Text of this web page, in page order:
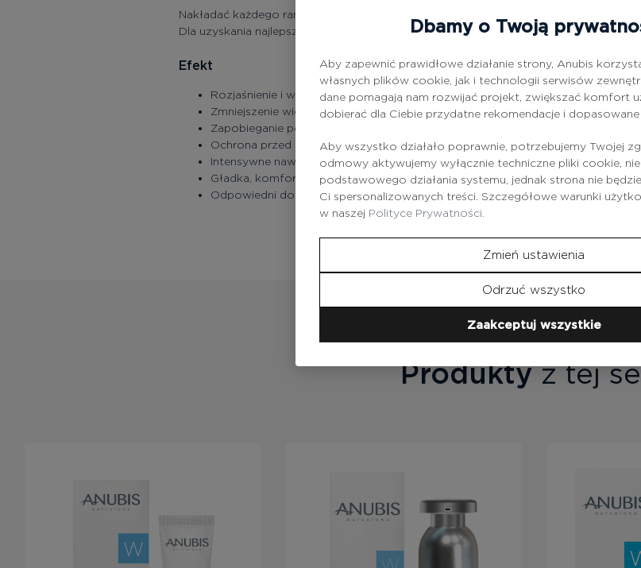
Nakładać każdego ranka na oczyszczoną skórę twarzy i szyi, delikatnie masując do
Dla uzyskania najlepszych rezultatów stosować codziennie.
Efekt
Rozjaśnienie i wyrównanie kolorytu skóry.
Zmniejszenie widoczności przebarwień.
Zapobieganie powstawaniu nowych przebarwień.
Ochrona przed promieniowaniem UV i fotostarzeniem.
Intensywne nawilżenie oraz wsparcie naturalnej bariery ochronnej skóry.
Gładka, komfortowo nawilżona i bardziej promienna skóra.
Odpowiedni do wszystkich typów skóry.
Produktyz tej
Dbamy o Twoją
Aby zapewnić prawidłowe działanie strony, Anubis
własnych plików cookie, jak i technologii serwisów
dane pomagają nam rozwijać projekt, zwiększać komfort
dobierać dla Ciebie przydatne rekomendacje i dopasowane
Aby wszystko działało poprawnie, potrzebujemy Twojej
odmowy aktywujemy wyłącznie techniczne pliki cookie,
podstawowego działania systemu, jednak strona nie
Ci spersonalizowanych treści. Szczegółowe warunki
w naszej Polityce Prywatności.
Zmień ustawienia
Odrzuć wszystko
Zaakceptuj wszystkie